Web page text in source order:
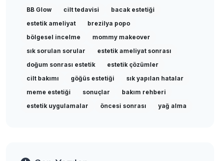
BB Glow cilt tedavisi
bacak estetiği
estetik ameliyat
brezilya popo
bölgesel incelme
mommy makeover
sık sorulan sorular
estetik ameliyat sonrası
doğum sonrası estetik
estetik çözümler
cilt bakımı
göğüs estetiği
sık yapılan hatalar
meme estetiği
sonuçlar
bakım rehberi
estetik uygulamalar
öncesi sonrası yağ alma